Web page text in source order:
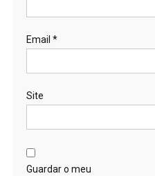
Email *
Site
Guardar o meu